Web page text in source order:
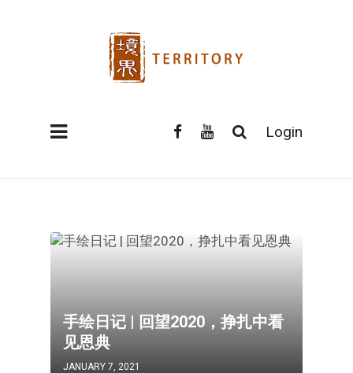
Login
手绘日记 | 回望2020，挣扎中看
见恩典
JANUARY 7, 2021